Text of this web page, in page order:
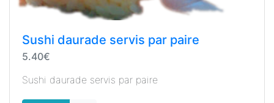
Sushi daurade servis par paire
5.40€
Sushi daurade servis par paire